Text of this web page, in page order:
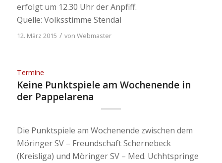
erfolgt um 12.30 Uhr der Anpfiff.
Quelle: Volksstimme Stendal
12. März 2015 / von Webmaster
Termine
Keine Punktspiele am Wochenende in
der Pappelarena
Die Punktspiele am Wochenende zwischen dem
Möringer SV – Freundschaft Schernebeck
(Kreisliga) und Möringer SV – Med. Uchhtspringe